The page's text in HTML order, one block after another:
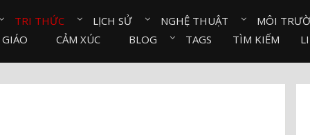
TRI THỨC⠀ LỊCH SỬ⠀ NGHỆ THUẬT⠀
MÔI
CẢM XÚC⠀ BLOG⠀ TAGS TÌM KIẾM